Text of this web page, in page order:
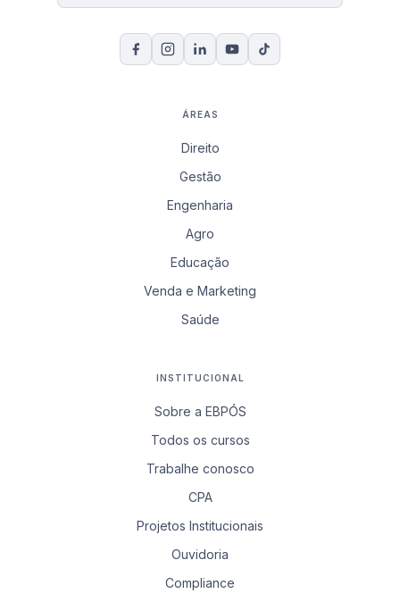
ÁREAS
Direito
Gestão
Engenharia
Agro
Educação
Venda e Marketing
Saúde
INSTITUCIONAL
Sobre a EBPÓS
Todos os cursos
Trabalhe conosco
CPA
Projetos Institucionais
Ouvidoria
Compliance